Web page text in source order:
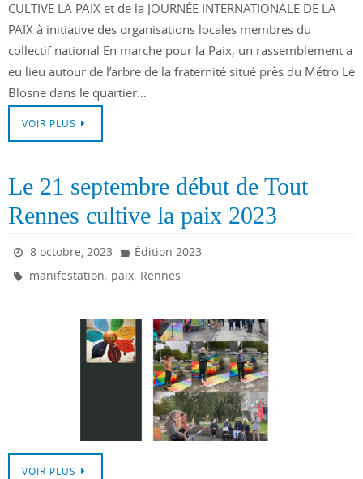
CULTIVE LA PAIX et de la JOURNÉE INTERNATIONALE DE LA
PAIX à initiative des organisations locales membres du
collectif national En marche pour la Paix, un rassemblement a
eu lieu autour de l’arbre de la fraternité situé près du Métro Le
Blosne dans le quartier…
VOIR PLUS
Le 21 septembre début de Tout
Rennes cultive la paix 2023
8 octobre, 2023
Édition 2023
manifestation, paix, Rennes
VOIR PLUS